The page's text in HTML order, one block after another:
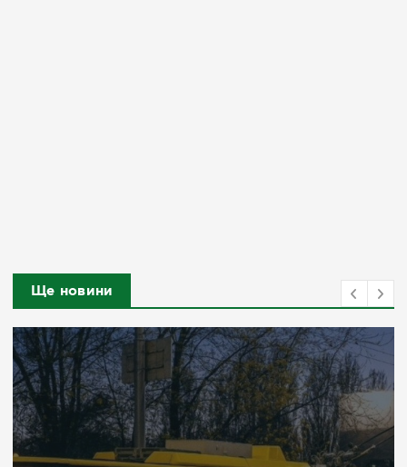
Ще новини